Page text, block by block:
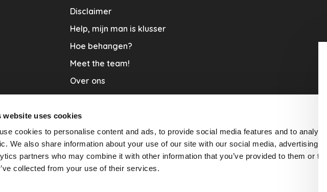
website uses cookies
cookies to personalise content and ads, to provide social media features and to analyse
We also share information about your use of our site with our social media, advertising
partners who may combine it with other information that you’ve provided to them or that
collected from your use of their services.
Disclaimer
Help, mijn man is klusser
Hoe behangen?
Meet the team!
Over ons
Traplopers en vloerkleden
Vacature
Verzending & Retour